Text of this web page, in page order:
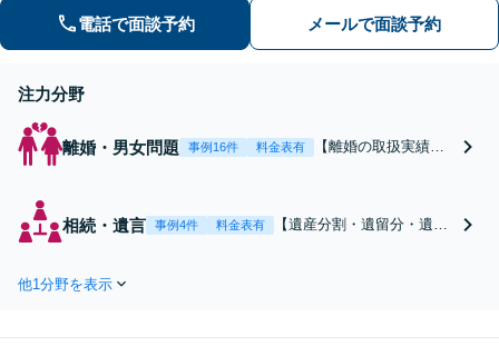
寄り添って的確にアドバイスし、最善
の解決に導きます。【千葉駅徒歩13
電話で面談予約 メールで面談予約
注力分野
離婚・男女問題 事例16件 料金表有
【離婚の取扱実績多
分与、慰謝料、ＤＶ
保護命令等。複雑困
相続・遺言 事例4件 料金表有
【遺産分割・遺留分・遺言
も豊富。心が重くなる相続
他1分野を表示